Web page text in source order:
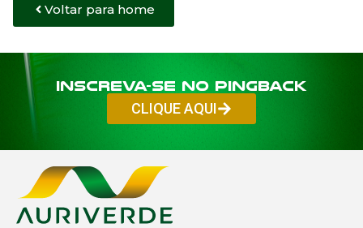
Voltar para home
Inscreva-se no PINGBACK
CLIQUE AQUI